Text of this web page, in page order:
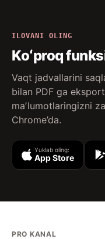
ILOVANI OLING
Koʻproq
Vaqt jadvallarini
bilan PDF ga
maʼlumotlaringizni
Chrome’da.
Yuklab oling:
App Store
PRO KANAL